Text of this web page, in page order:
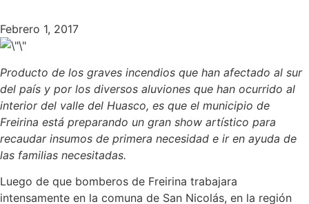
Febrero 1, 2017
Producto de los graves incendios que han afectado al sur
del país y por los diversos aluviones que han ocurrido al
interior del valle del Huasco, es que el municipio de
Freirina está preparando un gran show artístico para
recaudar insumos de primera necesidad e ir en ayuda de
las familias necesitadas.
Luego de que bomberos de Freirina trabajara
intensamente en la comuna de San Nicolás, en la región